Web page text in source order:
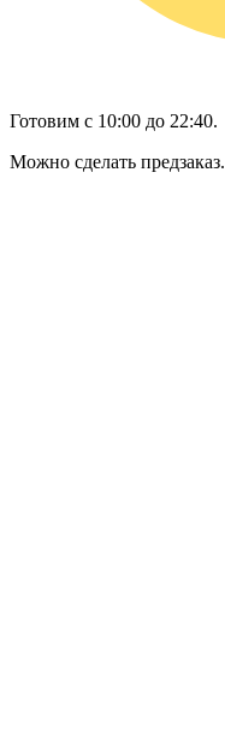
Готовим с 10:00 до 22:40.
Можно сделать предзаказ.